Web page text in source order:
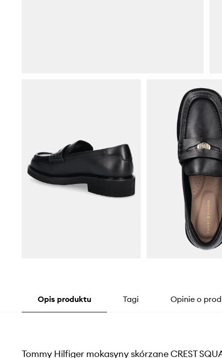
Opis produktu Tagi Opinie o
Tommy Hilfiger mokasyny skórzane CREST